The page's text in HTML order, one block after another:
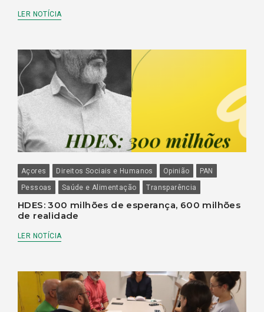
LER NOTÍCIA
Açores Direitos Sociais e Humanos Opinião
PAN
Pessoas
Saúde e Alimentação Transparência
HDES: 300 milhões de esperança, 600 milhões
de realidade
LER NOTÍCIA